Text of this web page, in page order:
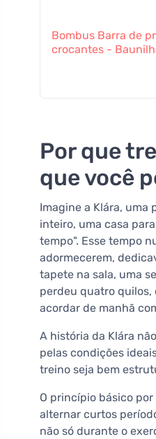
Bombus Barra de
crocantes -
Por que
que você
Imagine a Klára, uma
inteiro, uma casa
tempo". Esse tempo
adormecerem,
tapete na sala, uma
perdeu quatro quilos,
acordar de manhã
A história da Klára
pelas condições
treino seja bem
O princípio básico
alternar curtos
não só durante o